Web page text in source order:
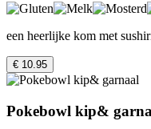
een heerlijke kom met
€ 10.95
Pokebowl kip&